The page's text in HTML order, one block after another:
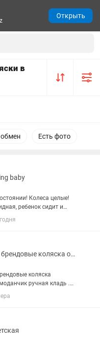
в
Есть фото
baby
Колеса целые!
ребенок сидит и
Подножка есть.
делается. Спинка
ремни есть....
Easywalker брендовые коляска оригинал чемоданчик ручная кладь
коляска
ручная кладь .
на сегодняшний
из 10 баллов.
оригинал, чехол
Открыть